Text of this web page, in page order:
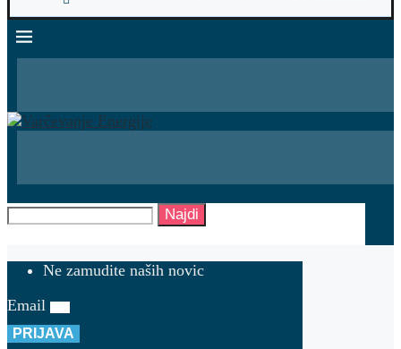
Najdi
Ne zamudite naših novic
Email
PRIJAVA